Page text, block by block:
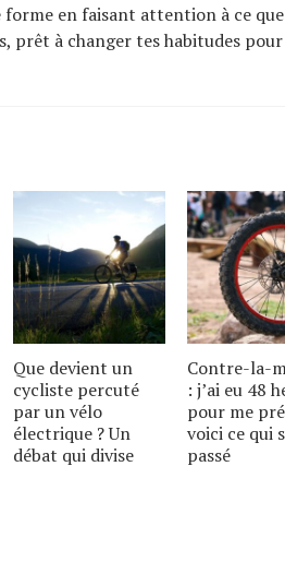
en faisant attention à ce
prêt à changer tes habitudes
Que devient un
cycliste percuté
par un vélo
électrique ? Un
débat qui divise
Contre-la-
: j’ai eu 48
pour me
voici ce qui
passé